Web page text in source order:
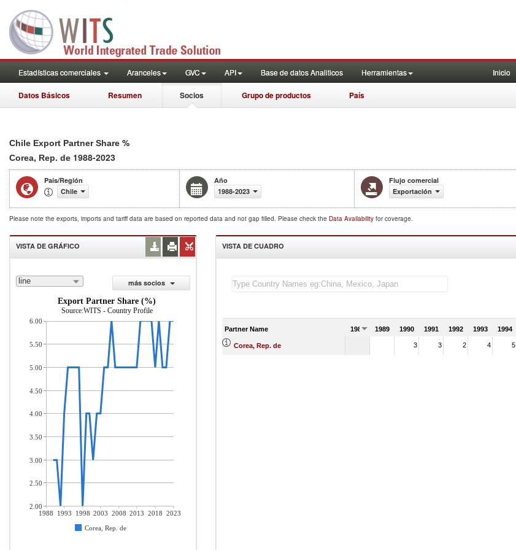
Estadísticas comerciales Aranceles GVC API Base de datos Analiticos Herramientas Inicio
Datos Básicos Resumen Socios Grupo de productos País
Chile Export Partner Share %
Corea, Rep. de 1988-2023
País/Región
Chile
Año
1988-2023
Flujo comercial
Exportación
Please note the exports, imports and tariff data are based on reported data and not gap filled. Please check the Data Availability for coverage.
VISTA DE GRÁFICO
line
más socios
Export Partner Share (%)
Source:WITS - Country Profile
1988 1993 1998 2003 2008 2013 2018 2023
Corea, Rep. de
6.00
5.50
5.00
4.50
4.00
3.50
3.00
2.50
2.00
VISTA DE CUADRO
Partner Name 1988 1989 1990 1991 1992 1993 1994
Corea, Rep. de 3 3 2 4 5